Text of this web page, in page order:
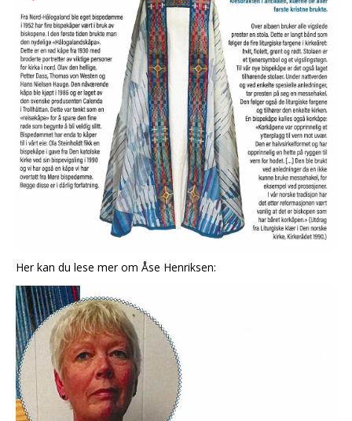
Her kan du lese mer om Åse Henriksen: